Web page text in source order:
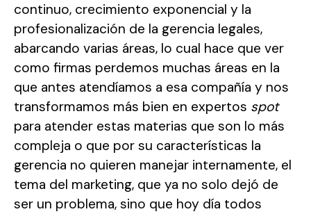
continuo, crecimiento exponencial y la
profesionalización de la gerencia legales,
abarcando varias áreas, lo cual hace que ver
como firmas perdemos muchas áreas en la
que antes atendíamos a esa compañía y nos
transformamos más bien en expertos spot
para atender estas materias que son lo más
compleja o que por su características la
gerencia no quieren manejar internamente, el
tema del marketing, que ya no solo dejó de
ser un problema, sino que hoy día todos